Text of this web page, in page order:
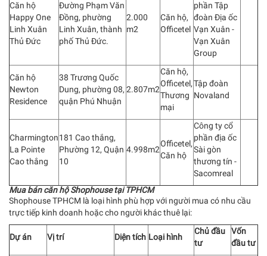
Căn hộ
Happy One
Linh Xuân
Thủ Đức
Đường Phạm Văn
Đồng, phường
Linh Xuân, thành
phố Thủ Đức.
2.000
m2
Căn hộ,
Officetel
phần Tập
đoàn Địa ốc
Vạn Xuân -
Vạn Xuân
Group
Căn hộ
Newton
Residence
38 Trương Quốc
Dung, phường 08,
quận Phú Nhuận
2.807m2
Căn hộ,
Officetel,
Thương
mại
Tập đoàn
Novaland
Charmington
La Pointe
Cao thắng
181 Cao thắng,
Phường 12, Quận
10
4.998m2
Officetel,
Căn hộ
Công ty cổ
phần địa ốc
Sài gòn
thương tín -
Sacomreal
Mua bán căn hộ Shophouse tại TPHCM
Shophouse TPHCM là loại hình phù hợp với người mua có nhu cầu
trực tiếp kinh doanh hoặc cho người khác thuê lại:
Dự án Vị trí Diện tích Loại hình
Chủ đầu
tư
Vốn
đầu tư